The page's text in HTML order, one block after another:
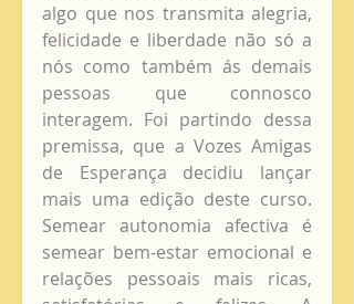
algo que nos transmita alegria,
felicidade e liberdade não só a
nós como também ás demais
pessoas que connosco
interagem. Foi partindo dessa
premissa, que a Vozes Amigas
de Esperança decidiu lançar
mais uma edição deste curso.
Semear autonomia afectiva é
semear bem-estar emocional e
relações pessoais mais ricas,